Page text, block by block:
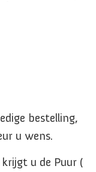
bestelling,
u wens.
u de Puur (